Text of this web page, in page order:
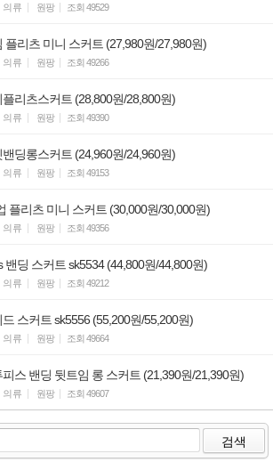
의류 원팡 조회 49529
플리츠 미니 스커트 (27,980원/27,980원)
의류 원팡 조회 49266
리츠스커트 (28,800원/28,800원)
의류 원팡 조회 49390
딩롱스커트 (24,960원/24,960원)
의류 원팡 조회 49153
플리츠 미니 스커트 (30,000원/30,000원)
의류 원팡 조회 49356
밴딩 스커트 sk5534 (44,800원/44,800원)
의류 원팡 조회 49212
스커트 sk5556 (55,200원/55,200원)
의류 원팡 조회 49664
스 밴딩 뒷트임 롱 스커트 (21,390원/21,390원)
의류 원팡 조회 49607
검색